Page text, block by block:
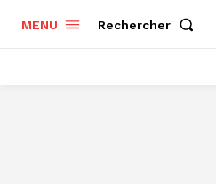
MENU Rechercher